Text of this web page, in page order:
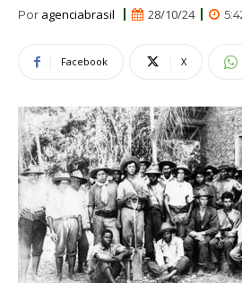
Por agenciabrasil 28/10/24
Facebook X